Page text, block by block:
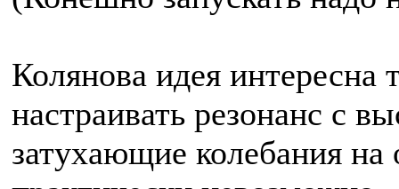
Колянова идея интересна
настраивать резонанс с
затухающие колебания